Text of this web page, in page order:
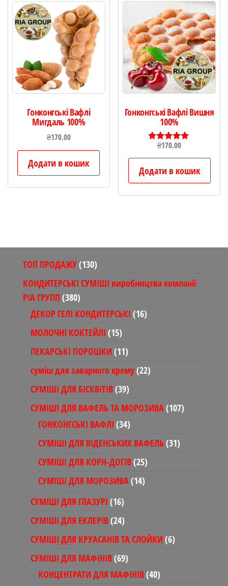
Гонконгські Вафлі
Мигдаль 100%
₴170.00
Додати в кошик
Гонконгські Вафлі Вишня
100%
Оцінено в
₴170.00
Додати в кошик
ТОП ПРОДАЖУ 130130
товарів
КОНДИТЕРСЬКІ СУМІШІ виробництва компанії
РІА ГРУПП 380380
товарів
ДЕКОР ГЕЛІ КОНДИТЕРСЬКІ 1616
МОЛОЧНІ КОКТЕЙЛІ 1515
товарів
ПЕКАРСЬКІ ПОРОШКИ 1111
товарів
суміш для заварного крему 2222
СУМІШІ ДЛЯ БІСКВІТІВ 3939
товарів
СУМІШІ ДЛЯ ВАФЕЛЬ ТА МОРОЗИВА 107107
ГОНКОНГСЬКІ ВАФЛІ 3434
товари
СУМІШІ ДЛЯ ВІДЕНСЬКИХ ВАФЕЛЬ 3131
СУМІШІ ДЛЯ КОРН-ДОГІВ 2525
СУМІШІ ДЛЯ МОРОЗИВА 1414
СУМІШІ ДЛЯ ГЛАЗУРІ 1616
товарів
СУМІШІ ДЛЯ ЕКЛЕРІВ 2424
товари
СУМІШІ ДЛЯ КРУАСАНІВ ТА СЛОЙКИ 66
СУМІШІ ДЛЯ МАФІНІВ 6969
товарів
КОНЦЕНТРАТИ ДЛЯ МАФІНІВ 4040